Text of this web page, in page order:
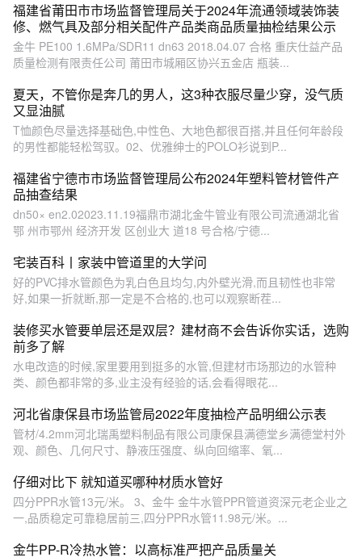
福建省莆田市市场监督管理局关于2024年流通领域装饰装
修、燃气具及部分相关配件产品类商品质量抽检结果公示
金牛 PE100 1.6MPa/SDR11 dn63 2018.04.07 合格 重庆仕益产品
质量检测有限责任公司 莆田市城厢区协兴五金店 瓶装...
夏天，不管你是奔几的男人，这3种衣服尽量少穿，没气质
又显油腻
T恤颜色尽量选择基础色,中性色、大地色都很百搭,并且任何年龄段
的男性都能轻松驾驭。02、优雅绅士的POLO衫说到P...
福建省宁德市市场监督管理局公布2024年塑料管材管件产
品抽查结果
dn50× en2.02023.11.19福鼎市湖北金牛管业有限公司流通湖北省
鄂 州市鄂州 经济开发 区创业大 道18 号合格/宁德...
宅装百科丨家装中管道里的大学问
好的PVC排水管颜色为乳白色且均匀,内外壁光滑,而且韧性也非常
好,如果一折就断,那一定是不合格的,也可以观察断茬...
装修买水管要单层还是双层？建材商不会告诉你实话，选购
前多了解
水电改造的时候,家里要用到挺多的水管,但建材市场那边的水管种
类、颜色都非常的多,业主没有经验的话,会看得眼花...
河北省康保县市场监管局2022年度抽检产品明细公示表
管材/4.2mm河北瑞禹塑料制品有限公司康保县满德堂乡满德堂村外
观、颜色、几何尺寸、静液压强度、纵向回缩率、氧...
仔细对比下 就知道买哪种材质水管好
四分PPR水管13元/米。 3、金牛 金牛水管PPR管道资深元老企业之
一,品质稳定可靠稳居前三,四分PPR水管11.98元/米。...
金牛PP-R冷热水管：以高标准严把产品质量关